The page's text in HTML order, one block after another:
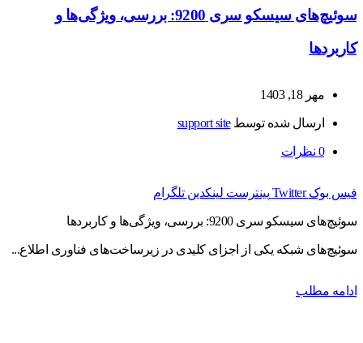
سوئیچ‌های سیسکو سری 9200: بررسی، ویژگی‌ها و
کاربردها
مهر 18, 1403
ارسال شده توسطsupport site
0 نظرات
فیس بوک Twitter پینترست لینکدین تلگرام
سوئیچ‌های سیسکو سری 9200: بررسی، ویژگی‌ها و کاربردها
سوئیچ‌های شبکه یکی از اجزای کلیدی در زیرساخت‌های فناوری اطلاع...
ادامه مطلب